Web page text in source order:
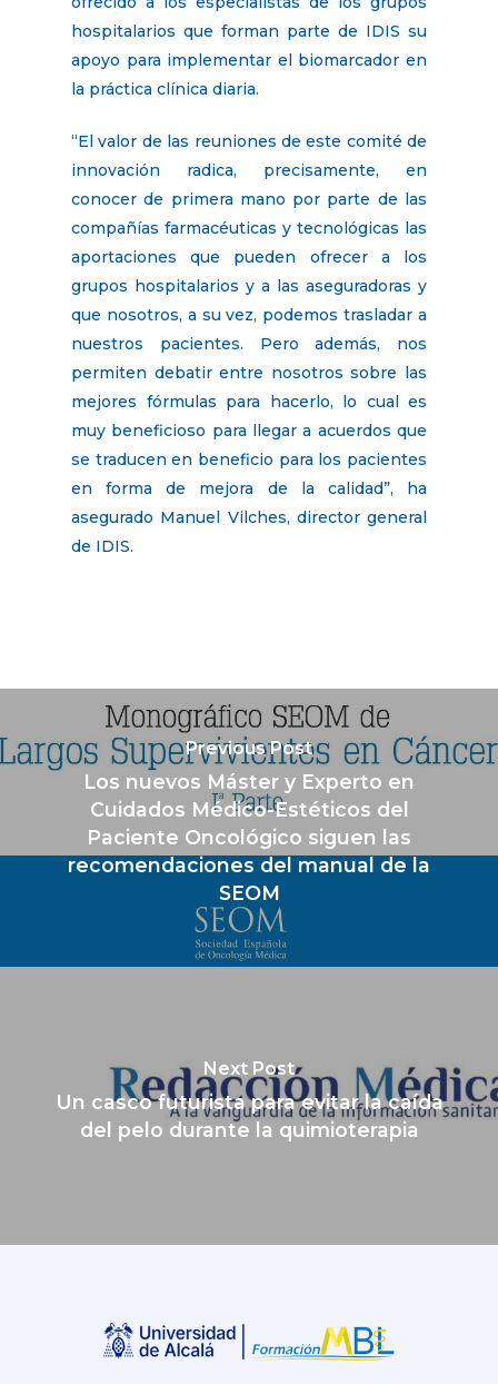
hospitalarios que forman parte de IDIS su
apoyo para implementar el biomarcador en
la práctica clínica diaria.
“El valor de las reuniones de este comité de
innovación radica, precisamente, en
conocer de primera mano por parte de las
compañías farmacéuticas y tecnológicas las
aportaciones que pueden ofrecer a los
grupos hospitalarios y a las aseguradoras y
que nosotros, a su vez, podemos trasladar a
nuestros pacientes. Pero además, nos
permiten debatir entre nosotros sobre las
mejores fórmulas para hacerlo, lo cual es
muy beneficioso para llegar a acuerdos que
se traducen en beneficio para los pacientes
en forma de mejora de la calidad”, ha
asegurado Manuel Vilches, director general
de IDIS.
Previous Post
Los nuevos Máster y Experto en
Cuidados Médico-Estéticos del
Paciente Oncológico siguen las
recomendaciones del manual de la
SEOM
Next Post
Un casco futurista para evitar la caída
del pelo durante la quimioterapia